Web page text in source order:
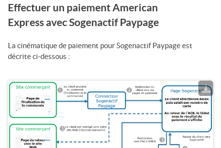
Effectuer un paiement American
Express avecSogenactif Paypage
La cinématique de paiement pourSogenactif Paypageest
décrite ci-dessous :